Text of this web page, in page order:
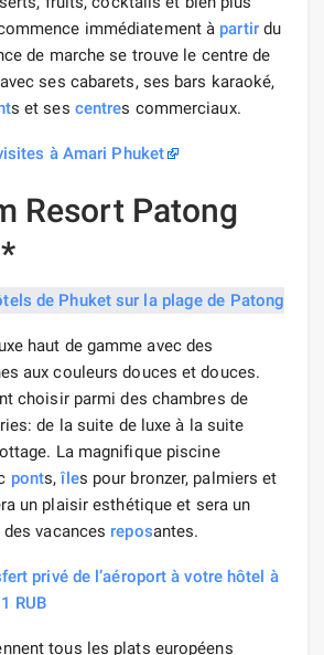
immédiatement à partirdu
de marche se trouve le centre de
ses cabarets, ses bars karaoké,
s et ses centres commerciaux.
à Amari Phuket
Resort Patong
haut de gamme avec des
aux couleurs douces et douces.
choisir parmi des chambres de
de la suite de luxe à la suite
La magnifique piscine
ponts,îles pour bronzer, palmiers et
un plaisir esthétique et sera un
vacances reposantes.
privé de l’aéroport à votre hôtel à
RUB
tous les plats européens